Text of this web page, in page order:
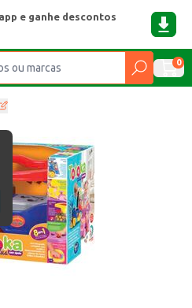
e ganhe descontos
0